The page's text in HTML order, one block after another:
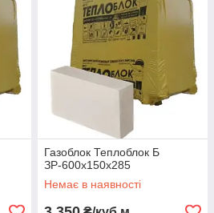
Газоблок Теплоблок Б
ЗР-600х150х285
Немає в наявності